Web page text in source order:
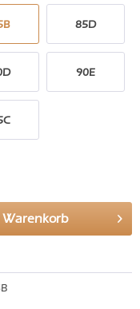
85D
90E
Warenkorb